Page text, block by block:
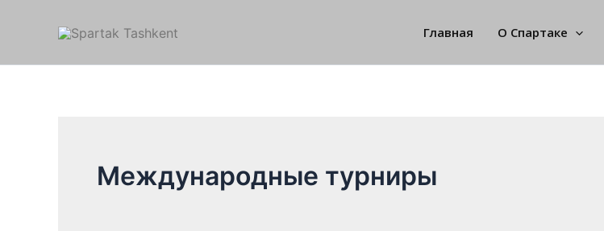
Главная О Спартаке
Международные турниры